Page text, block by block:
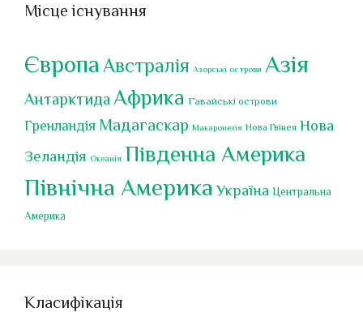
Місце існування
Європа Австралія Азорські острови Азія
Антарктида Африка Гавайські острови
Гренландія Мадагаскар Макаронезія Нова Гвінея Нова
Зеландія Океанія Південна Америка
Північна Америка Україна Центральна
Америка
Класифікація